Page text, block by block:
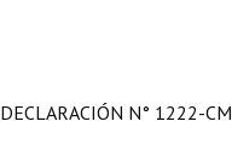
DECLARACIÓN N° 1222-